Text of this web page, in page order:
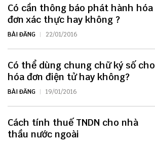
Có cần thông báo phát hành hóa
đơn xác thực hay không ?
BÀI ĐĂNG 22/01/2016
Có thể dùng chung chữ ký số cho
hóa đơn điện tử hay không?
BÀI ĐĂNG 19/01/2016
Cách tính thuế TNDN cho nhà
thầu nước ngoài